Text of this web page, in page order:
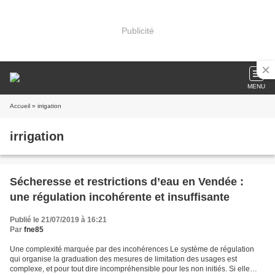
Publicité
MENU
Accueil » irrigation
irrigation
Sécheresse et restrictions d’eau en Vendée :
une régulation incohérente et insuffisante
Publié le 21/07/2019 à 16:21
Par fne85
Une complexité marquée par des incohérences Le système de régulation
qui organise la graduation des mesures de limitation des usages est
complexe, et pour tout dire incompréhensible pour les non initiés. Si elle